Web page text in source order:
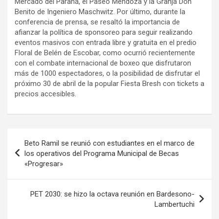
Benito de Ingeniero Maschwitz. Por último, durante la
conferencia de prensa, se resaltó la importancia de
afianzar la política de sponsoreo para seguir realizando
eventos masivos con entrada libre y gratuita en el predio
Floral de Belén de Escobar, como ocurrió recientemente
con el combate internacional de boxeo que disfrutaron
más de 1000 espectadores, o la posibilidad de disfrutar el
próximo 30 de abril de la popular Fiesta Bresh con tickets a
precios accesibles.
de
entradas
Beto Ramil se reunió con estudiantes en el marco de
los operativos del Programa Municipal de Becas
«Progresar»
PET 2030: se hizo la octava reunión en Bardesono-
Lambertuchi